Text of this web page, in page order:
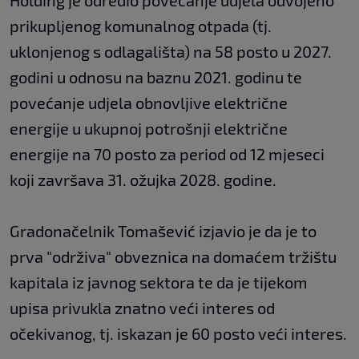
prikupljenog komunalnog otpada (tj.
uklonjenog s odlagališta) na 58 posto u 2027.
godini u odnosu na baznu 2021. godinu te
povećanje udjela obnovljive električne
energije u ukupnoj potrošnji električne
energije na 70 posto za period od 12 mjeseci
koji završava 31. ožujka 2028. godine.
Gradonačelnik Tomašević izjavio je da je to
prva "održiva" obveznica na domaćem tržištu
kapitala iz javnog sektora te da je tijekom
upisa privukla znatno veći interes od
očekivanog, tj. iskazan je 60 posto veći interes.